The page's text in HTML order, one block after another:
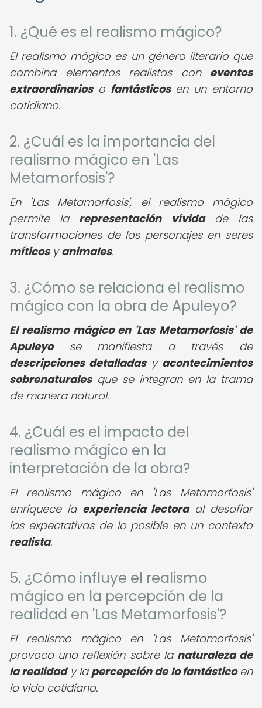
1. ¿Qué es el realismo mágico?
El realismo mágico es un género literario que
combina elementos realistas con eventos
extraordinarioso fantásticosen un entorno
cotidiano.
2. ¿Cuál es la importancia del
realismo mágico en 'Las
Metamorfosis'?
En 'Las Metamorfosis', el realismo mágico
permite la representación vívidade las
transformaciones de los personajes en seres
míticosyanimales.
3. ¿Cómo se relaciona el realismo
mágico con la obra de Apuleyo?
El realismo mágico en 'Las Metamorfosis' de
Apuleyose manifiesta a través de
descripciones detalladasy acontecimientos
sobrenaturalesque se integran en la trama
de manera natural.
4. ¿Cuál es el impacto del
realismo mágico en la
interpretación de la obra?
El realismo mágico en 'Las Metamorfosis'
enriquece la experiencia lectoraal desafiar
las expectativas de lo posible en un contexto
realista.
5. ¿Cómo influye el realismo
mágico en la percepción de la
realidad en 'Las Metamorfosis'?
El realismo mágico en 'Las Metamorfosis'
provoca una reflexión sobre la naturaleza de
la realidady la percepción de lo fantásticoen
la vida cotidiana.